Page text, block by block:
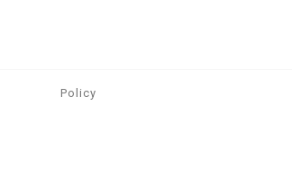
Policy